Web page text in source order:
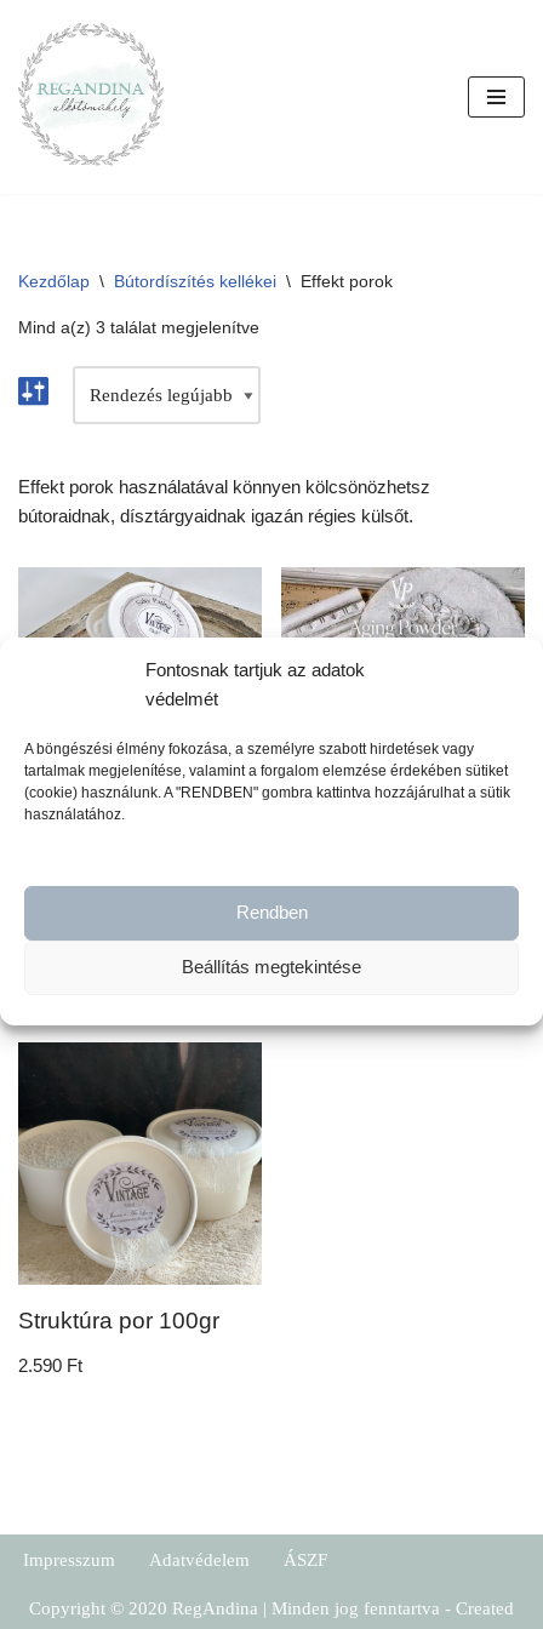
Fontosnak tartjuk az adatok
védelmét
A böngészési élmény fokozása, a személyre szabott hirdetések vagy
tartalmak megjelenítése, valamint a forgalom elemzése érdekében sütiket
(cookie) használunk. A "RENDBEN" gombra kattintva hozzájárulhat a sütik
használatához.
Rendben
Beállítás megtekintése
Skip
to
content
Kezdőlap \ Bútordíszítés kellékei \ Effekt porok
Mind a(z) 3 találat megjelenítve
Effekt porok használatával könnyen kölcsönözhetsz
bútoraidnak, dísztárgyaidnak igazán régies külsőt.
3.290Ft
por/Aging Powder –
100gr
2.590Ft
Struktúra por 100gr
2.590 Ft
Impresszum Adatvédelem ÁSZF
Copyright © 2020 RegAndina | Minden jog fenntartva - Created